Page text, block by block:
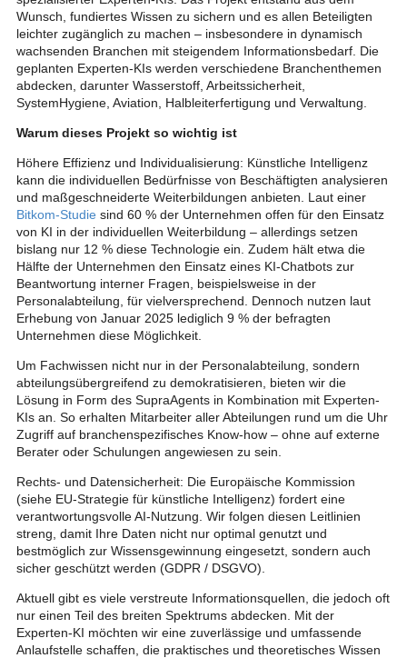
Wunsch, fundiertes Wissen zu sichern und es allen Beteiligten
leichter zugänglich zu machen – insbesondere in dynamisch
wachsenden Branchen mit steigendem Informationsbedarf. Die
geplanten Experten-KIs werden verschiedene Branchenthemen
abdecken, darunter Wasserstoff, Arbeitssicherheit,
SystemHygiene, Aviation, Halbleiterfertigung und Verwaltung.
Warum dieses Projekt so wichtig ist
Höhere Effizienz und Individualisierung: Künstliche Intelligenz
kann die individuellen Bedürfnisse von Beschäftigten analysieren
und maßgeschneiderte Weiterbildungen anbieten. Laut einer
Bitkom-Studie sind 60 % der Unternehmen offen für den Einsatz
von KI in der individuellen Weiterbildung – allerdings setzen
bislang nur 12 % diese Technologie ein. Zudem hält etwa die
Hälfte der Unternehmen den Einsatz eines KI-Chatbots zur
Beantwortung interner Fragen, beispielsweise in der
Personalabteilung, für vielversprechend. Dennoch nutzen laut
Erhebung von Januar 2025 lediglich 9 % der befragten
Unternehmen diese Möglichkeit.
Um Fachwissen nicht nur in der Personalabteilung, sondern
abteilungsübergreifend zu demokratisieren, bieten wir die
Lösung in Form des SupraAgents in Kombination mit Experten-
KIs an. So erhalten Mitarbeiter aller Abteilungen rund um die Uhr
Zugriff auf branchenspezifisches Know-how – ohne auf externe
Berater oder Schulungen angewiesen zu sein.
Rechts- und Datensicherheit: Die Europäische Kommission
(siehe EU-Strategie für künstliche Intelligenz) fordert eine
verantwortungsvolle AI-Nutzung. Wir folgen diesen Leitlinien
streng, damit Ihre Daten nicht nur optimal genutzt und
bestmöglich zur Wissensgewinnung eingesetzt, sondern auch
sicher geschützt werden (GDPR / DSGVO).
Aktuell gibt es viele verstreute Informationsquellen, die jedoch oft
nur einen Teil des breiten Spektrums abdecken. Mit der
Experten-KI möchten wir eine zuverlässige und umfassende
Anlaufstelle schaffen, die praktisches und theoretisches Wissen